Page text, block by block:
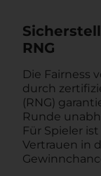
RNG
Die Fairness
durch
(RNG)
Runde
Für Spieler
Vertrauen in